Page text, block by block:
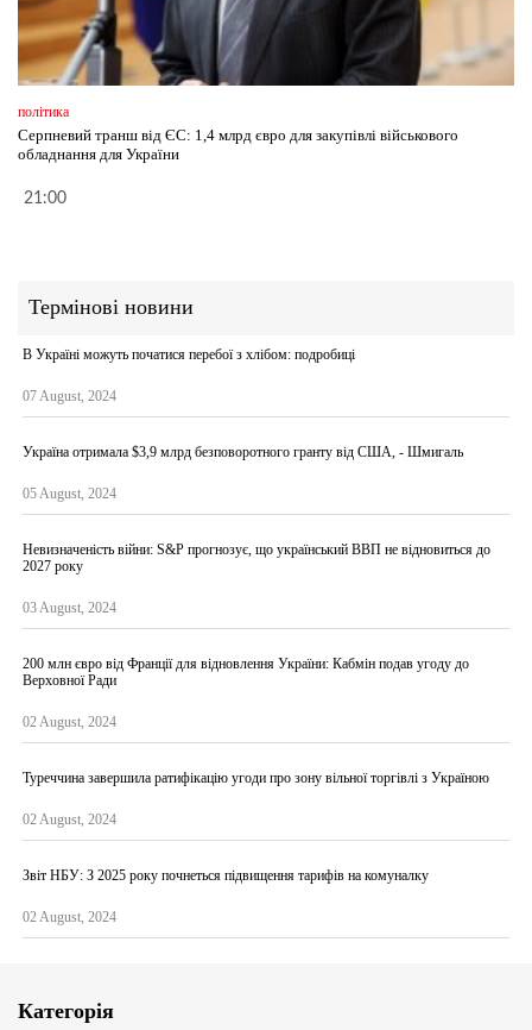
політика
Серпневий транш від ЄС: 1,4 млрд євро для закупівлі військового
обладнання для України
21:00
Термінові новини
В Україні можуть початися перебої з хлібом: подробиці
07 August, 2024
Україна отримала $3,9 млрд безповоротного гранту від США, - Шмигаль
05 August, 2024
Невизначеність війни: S&P прогнозує, що український ВВП не відновиться до
2027 року
03 August, 2024
200 млн євро від Франції для відновлення України: Кабмін подав угоду до
Верховної Ради
02 August, 2024
Туреччина завершила ратифікацію угоди про зону вільної торгівлі з Україною
02 August, 2024
Звіт НБУ: З 2025 року почнеться підвищення тарифів на комуналку
02 August, 2024
Категорія